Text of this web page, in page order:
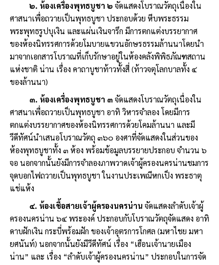
๒. ห้องเครื่องพุทธบูชา ๒ จัดแสดงโบราณวัตถุเนื่องใน
ศาสนาเพื่อถวายเป็นพุทธบูชา ประกอบด้วย หีบพระธรรม
พระพุทธรูปบุเงิน และแผ่นเงินจารึก มีการตกแต่งบรรยากาศ
ของห้องนิทรรศการด้วยโมบายแขวนอักษรธรรมล้านนาโดยนำ
มาจากเอกสารโบราณที่เก็บรักษาอยู่ในห้องคลังพิพิธภัณฑสถาน
แห่งชาติ น่าน เรื่อง คาถาบูชาท้าวทั้งสี่ (ท้าวจตุโลกบาลทั้ง ๔
ของล้านนา)
๓. ห้องเครื่องพุทธบูชา ๓ จัดแสดงโบราณวัตถุเนื่องใน
ศาสนาเพื่อถวายเป็นพุทธบูชา อาทิ วิหารจำลอง โดยมีการ
ตกแต่งบรรยากาศของห้องนิทรรศการด้วยโคมล้านนา และมี
วีดีทัศน์นำเสนอโบราณวัตถุ ๓๖๐ องศาที่จัดแสดงในส่วนของ
ห้องพุทธบูชาทั้ง ๓ ห้อง พร้อมข้อมูลบรรยายประกอบ จำนวน ๖
จอ นอกจากนั้นยังมีการจำลองภาพวาดเจ้าผู้ครองนครน่านชมการ
จุดบอกไฟถวายเป็นพุทธบูชา ในงานประเพณีหกเป็ง พระธาตุ
แช่แห้ง
๔. ห้องเชื้อสายเจ้าผู้ครองนครน่าน จัดแสดงลำดับเจ้าผู้
ครองนครน่าน ๖๔ พระองค์ ประกอบกับโบราณวัตถุจัดแสดง อาทิ
ดาบฝักเงิน กระบี่พร้อมฝัก ของเจ้าอุตรการโกศล (มหาไชย มหา
ยศนันท์) นอกจากนั้นยังมีวีดีทัศน์ เรื่อง “เฮือนเจ้านายเมือง
น่าน” และ เรื่อง “ลำดับเจ้าผู้ครองนครน่าน” ประกอบในการจัด